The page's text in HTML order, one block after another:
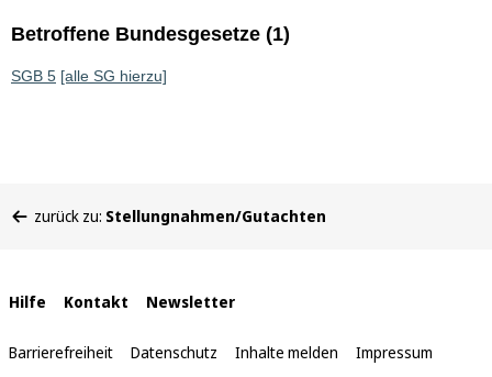
Betroffene Bundesgesetze (1)
SGB 5 [alle SG hierzu]
befinden
zurück zu: Stellungnahmen/Gutachten
Interne
Links
Hilfe Kontakt Newsletter
Barrierefreiheit Datenschutz Inhalte melden Impressum